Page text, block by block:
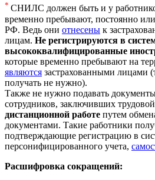
* СНИЛС должен быть и у
временно пребывают, постоянно
РФ. Ведь они отнесены к
лицам. Не регистрируются в
высококвалифицированные
которые временно пребывают на
являются застрахованными лицами
получать не нужно).
Также не нужно подавать
сотрудников, заключивших
дистанционной работе путем
документами. Такие работники
подтверждающие регистрацию в
персонифицированного учета,
Расшифровка сокращений: